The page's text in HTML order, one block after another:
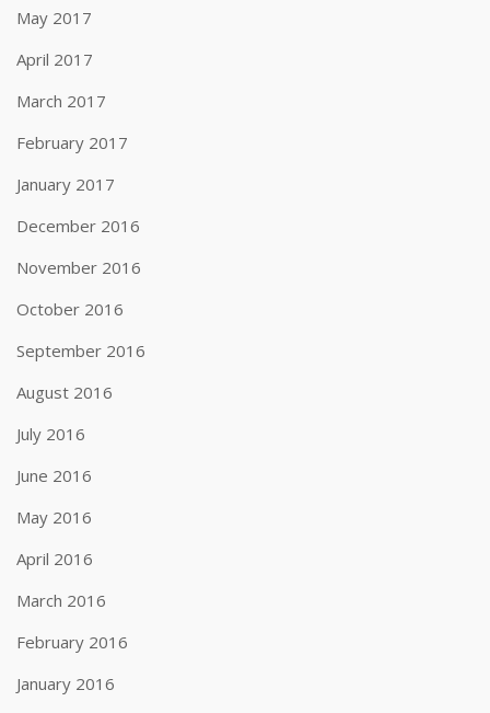
May 2017
April 2017
March 2017
February 2017
January 2017
December 2016
November 2016
October 2016
September 2016
August 2016
July 2016
June 2016
May 2016
April 2016
March 2016
February 2016
January 2016